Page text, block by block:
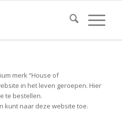
merk “House of
in het leven geroepen. Hier
te bestellen.
kunt naar deze website toe.